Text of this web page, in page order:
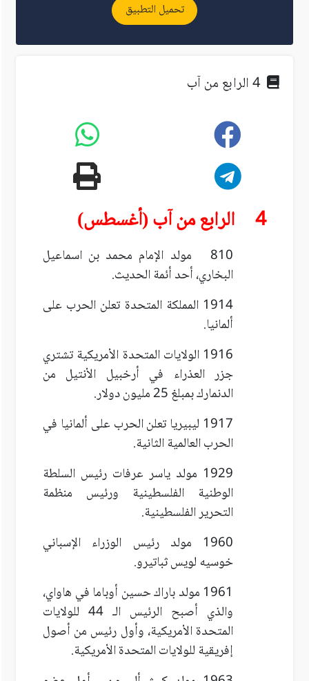
تحميل التطبيق
4 الرابع من آب (أغسطس)
810 مولد الإمام محمد بن اسماعيل
البخاري، أحد أئمة الحديث.
1914 المملكة المتحدة تعلن الحرب على
ألمانيا.
1916 الولايات المتحدة الأمريكية تشتري
جزر العذراء في أرخبيل الأنتيل من
الدنمارك بمبلغ 25 مليون دولار.
1917 ليبيريا تعلن الحرب على ألمانيا في
الحرب العالمية الثانية.
1929 مولد ياسر عرفات رئيس السلطة
الوطنية الفلسطينية ورئيس منظمة
التحرير الفلسطينية.
1960 مولد رئيس الوزراء الإسباني
خوسيه لويس ثباتيرو.
1961 مولد باراك حسين أوباما في هاواي،
والذي أصبح الرئيس الـ 44 للولايات
المتحدة الأمريكية، وأول رئيس من أصول
إفريقية للولايات المتحدة الأمريكية.